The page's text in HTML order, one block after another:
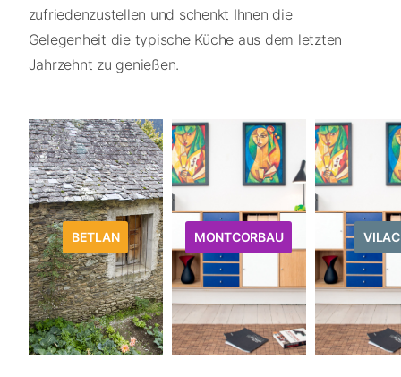
zufriedenzustellen und schenkt Ihnen die
Gelegenheit die typische Küche aus dem letzten
Jahrzehnt zu genießen.
BETLAN MONTCORBAU VILAC